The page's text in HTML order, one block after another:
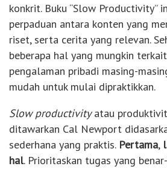
konkrit. Buku “Slow Productivity”
perpaduan antara konten yang
riset, serta cerita yang relevan.
beberapa hal yang mungkin
pengalaman pribadi masing-
mudah untuk mulai dipraktikkan.
Slow productivityatau
ditawarkan Cal Newport
sederhana yang praktis. Pertama,
hal. Prioritaskan tugas yang